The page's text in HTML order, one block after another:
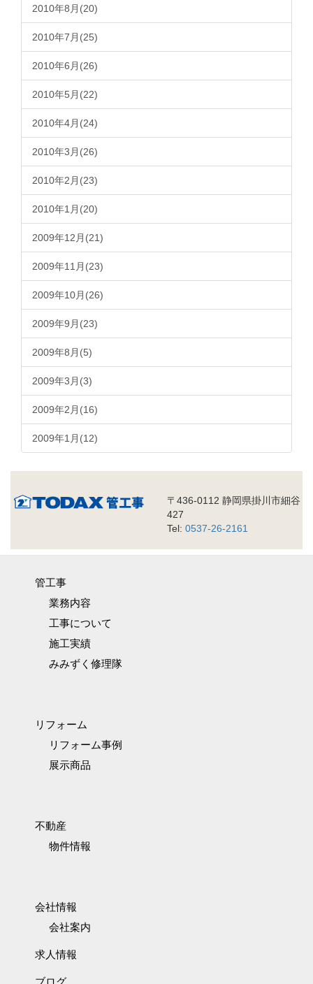
2010年8月(20)
2010年7月(25)
2010年6月(26)
2010年5月(22)
2010年4月(24)
2010年3月(26)
2010年2月(23)
2010年1月(20)
2009年12月(21)
2009年11月(23)
2009年10月(26)
2009年9月(23)
2009年8月(5)
2009年3月(3)
2009年2月(16)
2009年1月(12)
〒436-0112 静岡県掛川市細谷
427
Tel: 0537-26-2161
管工事
業務内容
工事について
施工実績
みみずく修理隊
リフォーム
リフォーム事例
展示商品
不動産
物件情報
会社情報
会社案内
求人情報
ブログ